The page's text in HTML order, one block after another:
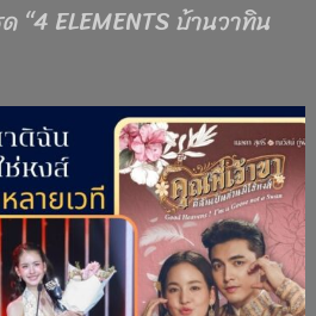
“4 ELEMENTS บ้านวาทิน